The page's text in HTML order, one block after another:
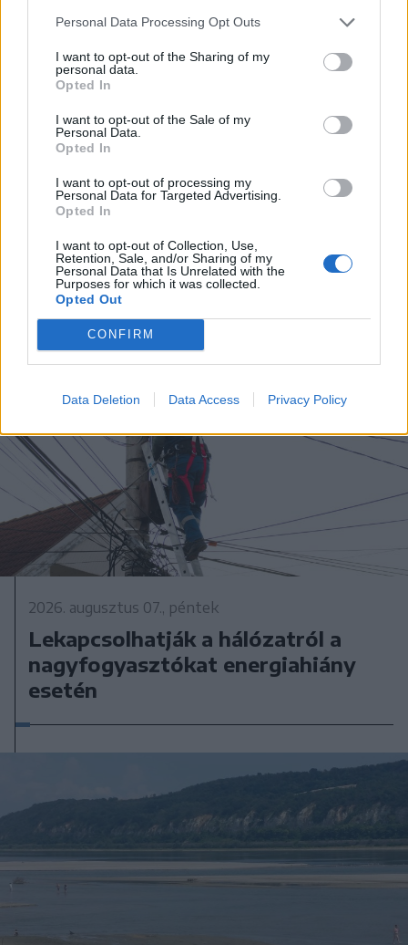
Personal Data Processing Opt Outs
I want to opt-out of the Sharing of my
personal data.
Opted In
I want to opt-out of the Sale of my
Personal Data.
Opted In
I want to opt-out of processing my
Personal Data for Targeted Advertising.
Opted In
I want to opt-out of Collection, Use,
Retention, Sale, and/or Sharing of my
Personal Data that Is Unrelated with the
Purposes for which it was collected.
Opted Out
CONFIRM
Data Deletion Data Access Privacy Policy
2026. augusztus 07., péntek
személyi?
2026. augusztus 07., péntek
Lekapcsolhatják a hálózatról a
nagyfogyasztókat energiahiány
esetén